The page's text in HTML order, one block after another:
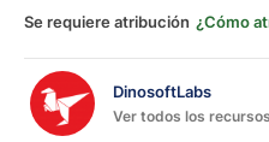
Se requiere atribución ¿Cómo
DinosoftLabs
Ver todos los